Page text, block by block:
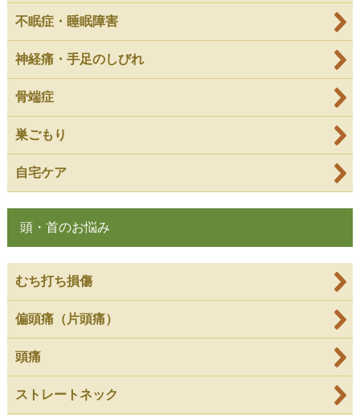
不眠症・睡眠障害
神経痛・手足のしびれ
骨端症
巣ごもり
自宅ケア
頭・首のお悩み
むち打ち損傷
偏頭痛（片頭痛）
頭痛
ストレートネック